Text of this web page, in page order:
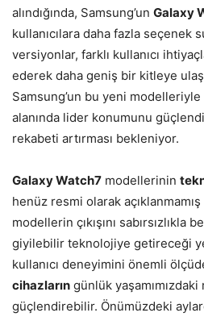
alındığında, Samsung’un Galaxy
kullanıcılara daha fazla seçenek
versiyonlar, farklı kullanıcı
ederek daha geniş bir kitleye
Samsung’un bu yeni
alanında lider konumunu
rekabeti artırması bekleniyor.
Galaxy Watch7 modellerinin
henüz resmi olarak
modellerin çıkışını sabırsızlıkla
giyilebilir teknolojiye getireceği
kullanıcı deneyimini önemli
cihazların günlük
güçlendirebilir. Önümüzdeki